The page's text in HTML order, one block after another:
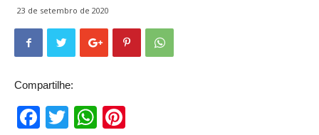
23 de setembro de 2020
Compartilhe:
Facebook
TwitterWhatsApp